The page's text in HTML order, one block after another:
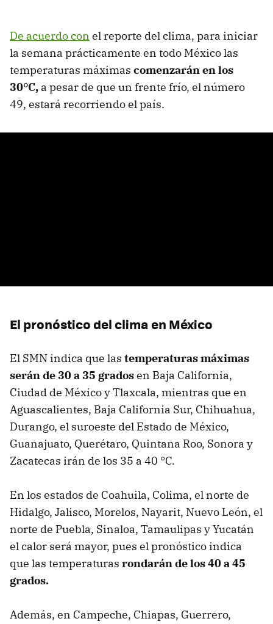
De acuerdo con el reporte del clima, para iniciar
la semana prácticamente en todo México las
temperaturas máximas comenzarán en los
30°C, a pesar de que un frente frío, el número
49, estará recorriendo el país.
El pronóstico del clima en México
El SMN indica que las temperaturas máximas
serán de 30 a 35 gradosen Baja California,
Ciudad de México y Tlaxcala, mientras que en
Aguascalientes, Baja California Sur, Chihuahua,
Durango, el suroeste del Estado de México,
Guanajuato, Querétaro, Quintana Roo, Sonora y
Zacatecas irán de los 35 a 40 °C.
En los estados de Coahuila, Colima, el norte de
Hidalgo, Jalisco, Morelos, Nayarit, Nuevo León, el
norte de Puebla, Sinaloa, Tamaulipas y Yucatán
el calor será mayor, pues el pronóstico indica
que las temperaturas rondarán de los 40 a 45
grados.
Además, en Campeche, Chiapas, Guerrero,